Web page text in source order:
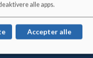
alle apps.
Accepter alle